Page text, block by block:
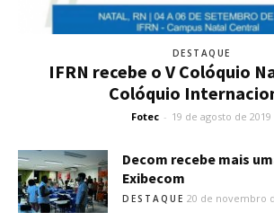
DESTAQUE
IFRN recebe o V Colóquio
Colóquio
Fotec - 19 de agosto de 2019
Decom recebe mais
Exibecom
DESTAQUE 20 de novembro